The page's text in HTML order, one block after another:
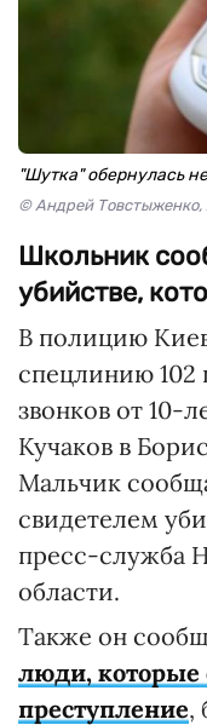
"Шутка" обернулась
© Андрей Товстыженко,
Школьник
убийстве,
В полицию
спецлинию 102
звонков от 10-
Кучаков в
Мальчик
свидетелем
пресс-служба
области.
Также он
люди,
преступление,